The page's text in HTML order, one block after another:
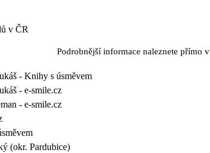
v ČR
Podrobnější informace naleznete přímo v
- Knihy s úsměvem
- e-smile.cz
- e-smile.cz
(okr. Pardubice)